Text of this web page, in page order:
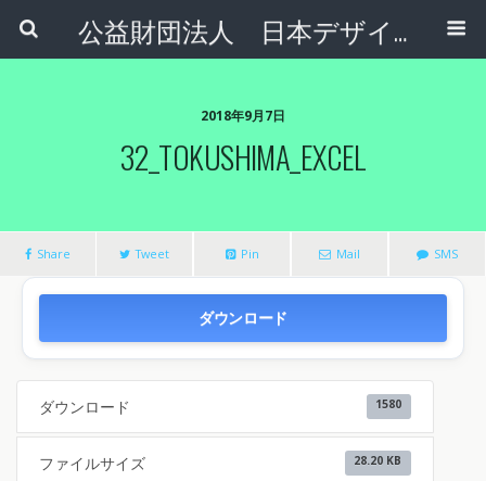
公益財団法人 日本デザインナンバー財団
2018年9月7日
32_TOKUSHIMA_EXCEL
Share Tweet Pin Mail SMS
ダウンロード
ダウンロード 1580
ファイルサイズ 28.20 KB